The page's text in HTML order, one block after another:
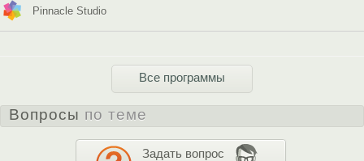
Pinnacle Studio
Все программы
Вопросы по теме
Задать вопрос